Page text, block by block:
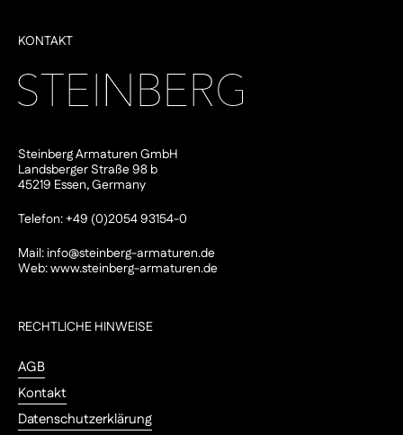
KONTAKT
Steinberg Armaturen GmbH
Landsberger Straße 98 b
45219 Essen, Germany
Telefon: +49 (0)2054 93154-0
Mail:info@steinberg-armaturen.de
Web:www.steinberg-armaturen.de
RECHTLICHE HINWEISE
AGB
Kontakt
Datenschutzerklärung